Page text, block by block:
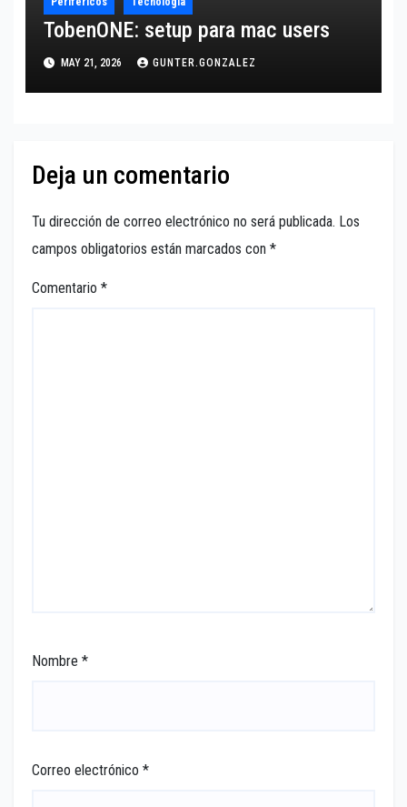
TobenONE: setup para mac users
MAY 21, 2026 GUNTER.GONZALEZ
Deja un comentario
Tu dirección de correo electrónico no será publicada. Los
campos obligatorios están marcados con *
Comentario *
Nombre *
Correo electrónico *